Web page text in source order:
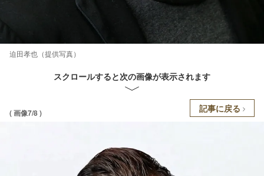
迫田孝也（提供写真）
スクロールすると次の画像が表示されます
( 画像7/8 ) 記事に戻る